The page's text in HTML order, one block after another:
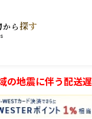
から 探す
の地震に伴う配送